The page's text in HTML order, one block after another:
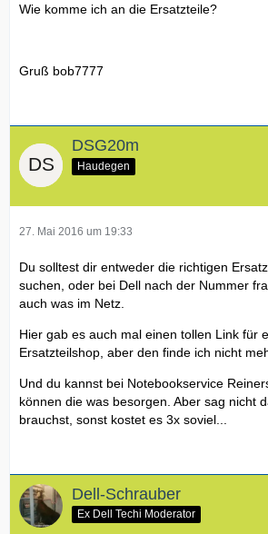
Wie komme ich an die Ersatzteile?
Gruß bob7777
DSG20m
Haudegen
27. Mai 2016 um 19:33
Du solltest dir entweder die richtigen
suchen, oder bei Dell nach der Nummer
auch was im Netz.
Hier gab es auch mal einen tollen Link für
Ersatzteilshop, aber den finde ich nicht
Und du kannst bei Notebookservice
können die was besorgen. Aber sag nicht
brauchst, sonst kostet es 3x soviel...
Dell-Schrauber
Ex Dell Techi Moderator